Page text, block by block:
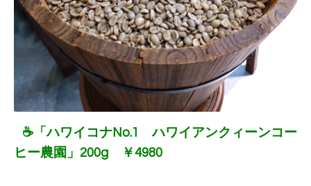
☕「ハワイコナNo.1 ハワイアンクィーンコー
ヒー農園」200g ￥4980